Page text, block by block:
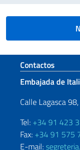
Sezione
Contactos
Embajada de
Calle Lagasca
Tel: +34 91 423
Fax: +34 91 575
E-mail: